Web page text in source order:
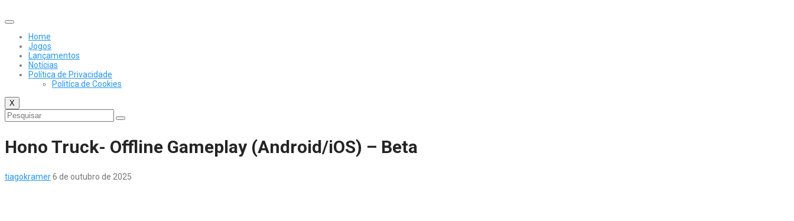
to
Home
Jogos
Lançamentos
Notícias
Política de Privacidade
Politíca de Cookies
X
Hono Truck- Offline Gameplay (Android/iOS) – Beta
tiagokramer6 de outubro de 2025